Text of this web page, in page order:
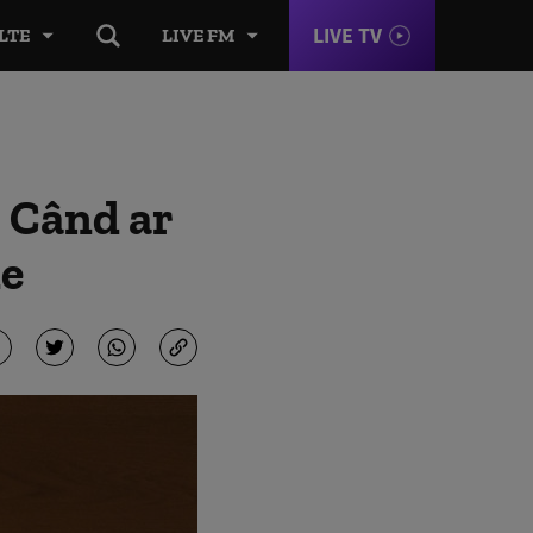
LIVE FM LIVE TV
ar